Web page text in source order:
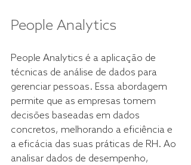
People Analytics
People Analytics é a aplicação de
técnicas de análise de dados para
gerenciar pessoas. Essa abordagem
permite que as empresas tomem
decisões baseadas em dados
concretos, melhorando a eficiência e
a eficácia das suas práticas de RH. Ao
analisar dados de desempenho,